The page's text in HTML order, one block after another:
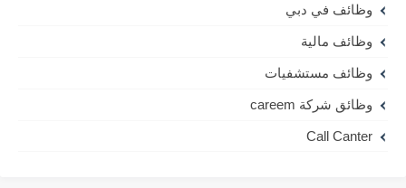
وظائف في دبي
وظائف مالية
وظائف مستشفيات
وظائق شركة careem
Call Canter